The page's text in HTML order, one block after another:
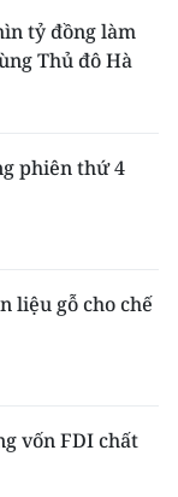
tỷ đồng làm
Thủ đô Hà
phiên thứ 4
liệu gỗ cho chế
vốn FDI chất